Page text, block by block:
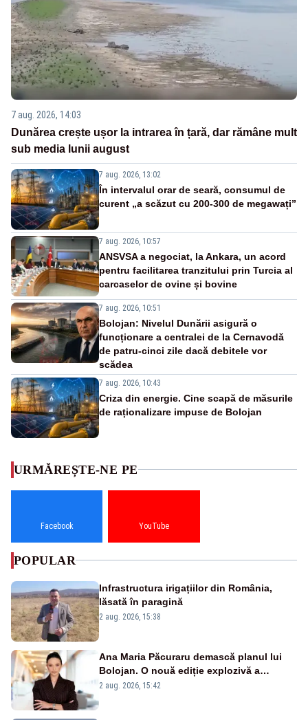
7 aug. 2026, 14:03
Dunărea crește ușor la intrarea în țară, dar rămâne mult
sub media lunii august
7 aug. 2026, 13:02
În intervalul orar de seară, consumul de
curent „a scăzut cu 200-300 de megawați”
7 aug. 2026, 10:57
ANSVSA a negociat, la Ankara, un acord
pentru facilitarea tranzitului prin Turcia al
carcaselor de ovine și bovine
7 aug. 2026, 10:51
Bolojan: Nivelul Dunării asigură o
funcționare a centralei de la Cernavodă
de patru-cinci zile dacă debitele vor
scădea
7 aug. 2026, 10:43
Criza din energie. Cine scapă de măsurile
de raționalizare impuse de Bolojan
URMĂREȘTE-NE PE
Facebook YouTube
POPULAR
Infrastructura irigațiilor din România,
lăsată în paragină
2 aug. 2026, 15:38
Ana Maria Păcuraru demască planul lui
Bolojan. O nouă ediție explozivă a
emisiunii „Miza Zilei” la Realitatea PLUS
2 aug. 2026, 15:42